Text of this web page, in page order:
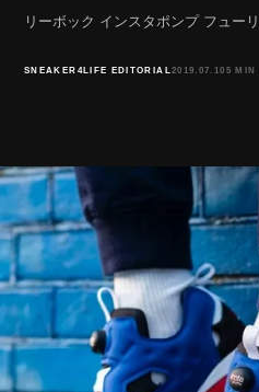
リーボック インスタポンプ フュー
SNEAKER4LIFE EDITORIAL2019.07.10 5 MIN